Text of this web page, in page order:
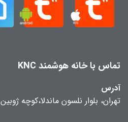
تماس با خانه هوشمند KNC
آدرس
تهران، بلوار نلسون ماندلا،کوچه ژوبین